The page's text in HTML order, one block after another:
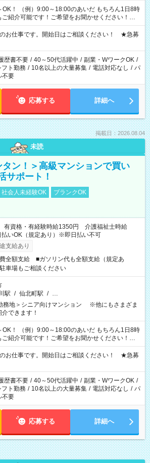
！ （例）9:00～18:00のあいだ もちろん1日8時
ご紹介可能です！ご希望をお聞かせください！★
お休みが必要な場合も遠慮なくご相談ください。
以上の勤務が必要です
お仕事です。開始日はご相談ください！ ★急募
歴書不要 / 40～50代活躍中 / 副業・WワークOK /
フト勤務 / 10名以上の大量募集 / 電話対応なし / パ
不要
応募する 詳細へ
掲載日：2026.08.04
未読
タン！＞高級マンションで買い
サポート！
社会人未経験OK
ブランクOK
資格・有経験時給1350円 介護福祉士時給
いOK（規定あり）※即日払い不可
支給あり
全額支給 ■ガソリン代も全額支給（規定あ
車場もご相談ください
駅 / 仙北町駅 / …
務地＞シニア向けマンション ※他にもさまざま
できます！
！ （例）9:00～18:00のあいだ もちろん1日8時
ご紹介可能です！ご希望をお聞かせください！★
お休みが必要な場合も遠慮なくご相談ください。
以上の勤務が必要です
お仕事です。開始日はご相談ください！ ★急募
歴書不要 / 40～50代活躍中 / 副業・WワークOK /
フト勤務 / 10名以上の大量募集 / 電話対応なし / パ
不要
応募する 詳細へ